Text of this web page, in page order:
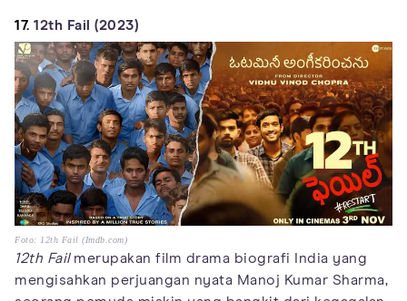
17. 12th Fail (2023)
Foto: 12th Fail (Imdb.com)
12th Failmerupakan film drama biografi India yang
mengisahkan perjuangan nyata Manoj Kumar Sharma,